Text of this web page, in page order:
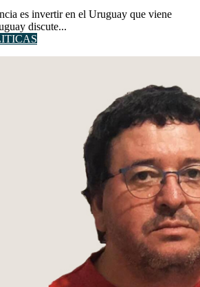
es invertir en el Uruguay que viene
discute...